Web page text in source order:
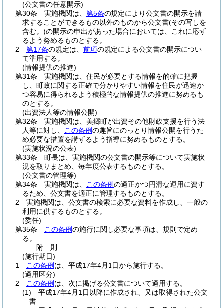
(公文書の任意開示)
第30条
実施機関は、 第5条の規定により公文書の開示を請
求することができるもの以外のものから公文書(その写しを
含む。)の開示の申出があった場合においては、これに応ず
るよう努めるものとする。
2
第17条の規定は、 前項の規定による公文書の開示につい
て準用する。
(情報提供の推進)
第31条
実施機関は、住民が必要とする情報を的確に把握
し、町政に関する正確で分かりやすい情報を住民が迅速か
つ容易に得られるよう積極的な情報提供の推進に努めるも
のとする。
(出資法人等の情報公開)
第32条
実施機関は、美郷町が出資その他財政支援を行う法
人等に対し、
この条例の趣旨にのっとり情報公開を行うた
め必要な措置を講ずるよう指導に努めるものとする。
(実施状況の公表)
第33条
町長は、実施機関の公文書の開示等について実施状
況を取りまとめ、毎年度公表するものとする。
(公文書の管理等)
第34条
実施機関は、 この条例の適正かつ円滑な運用に資す
るため、公文書を適正に管理するものとする。
2
実施機関は、公文書の検索に必要な資料を作成し、一般の
利用に供するものとする。
(委任)
第35条
この条例の施行に関し必要な事項は、規則で定め
る。
附 則
(施行期日)
1
この条例 は、平成17年4月1日から施行する。
(適用区分)
2
この条例 は、次に掲げる公文書について適用する。
(1)
平成17年4月1日以降に作成され、又は取得された公文
書